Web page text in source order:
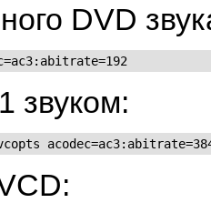
DVD
звуком: